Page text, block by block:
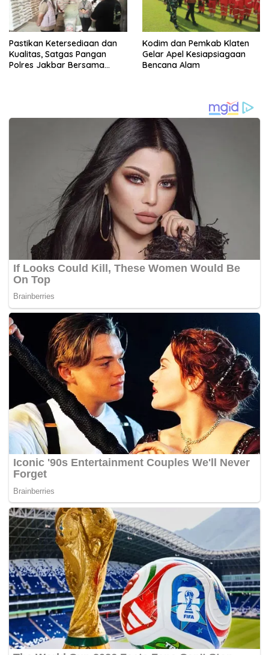
Pastikan Ketersediaan dan
Kualitas, Satgas Pangan
Polres Jakbar Bersama
Kodim dan Pemkab Klaten
Gelar Apel Kesiapsiagaan
Bencana Alam